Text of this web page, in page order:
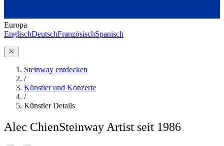
Europa
EnglischDeutschFranzösischSpanisch
Steinway entdecken
/
Künstler und Konzerte
/
Künstler Details
Alec ChienSteinway Artist seit 1986